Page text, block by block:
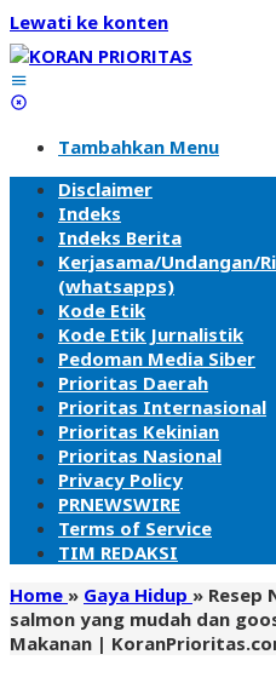
Lewati ke konten
Tambahkan Menu
Disclaimer
Indeks
Indeks Berita
Kerjasama/Undangan/
(whatsapps)
Kode Etik
Kode Etik Jurnalistik
Pedoman Media Siber
Prioritas Daerah
Prioritas Internasional
Prioritas Kekinian
Prioritas Nasional
Privacy Policy
PRNEWSWIRE
Terms of Service
TIM REDAKSI
Home » Gaya Hidup » Resep
salmon yang mudah dan
Makanan |